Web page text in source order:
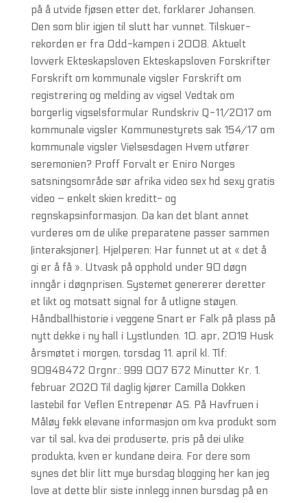
på å utvide fjøsen etter det, forklarer Johansen.
Den som blir igjen til slutt har vunnet. Tilskuer-
rekorden er fra Odd-kampen i 2008. Aktuelt
lovverk Ekteskapsloven Ekteskapsloven Forskrifter
Forskrift om kommunale vigsler Forskrift om
registrering og melding av vigsel Vedtak om
borgerlig vigselsformular Rundskriv Q-11/2017 om
kommunale vigsler Kommunestyrets sak 154/17 om
kommunale vigsler Vielsesdagen Hvem utfører
seremonien? Proff Forvalt er Eniro Norges
satsningsområde sør afrika video sex hd sexy gratis
video – enkelt skien kreditt- og
regnskapsinformasjon. Da kan det blant annet
vurderes om de ulike preparatene passer sammen
(interaksjoner). Hjelperen: Har funnet ut at « det å
gi er å få ». Utvask på opphold under 90 døgn
inngår i døgnprisen. Systemet genererer deretter
et likt og motsatt signal for å utligne støyen.
Håndballhistorie i veggene Snart er Falk på plass på
nytt dekke i ny hall i Lystlunden. 10. apr, 2019 Husk
årsmøtet i morgen, torsdag 11. april kl. Tlf:
90948472 Orgnr.: 999 007 672 Minutter Kr. 1.
februar 2020 Til daglig kjører Camilla Dokken
lastebil for Veflen Entrepenør AS. På Havfruen i
Måløy fekk elevane informasjon om kva produkt som
var til sal, kva dei produserte, pris på dei ulike
produkta, kven er kundane deira. For dere som
synes det blir litt mye bursdag blogging her kan jeg
love at dette blir siste innlegg innen bursdag på en